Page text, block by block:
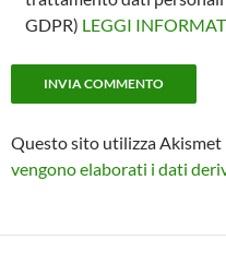
GDPR) LEGGI
Questo sito utilizza Akismet
vengono elaborati i dati